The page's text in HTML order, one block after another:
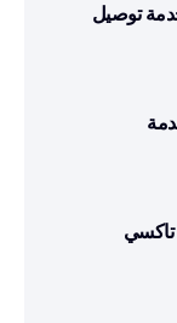
توصيل